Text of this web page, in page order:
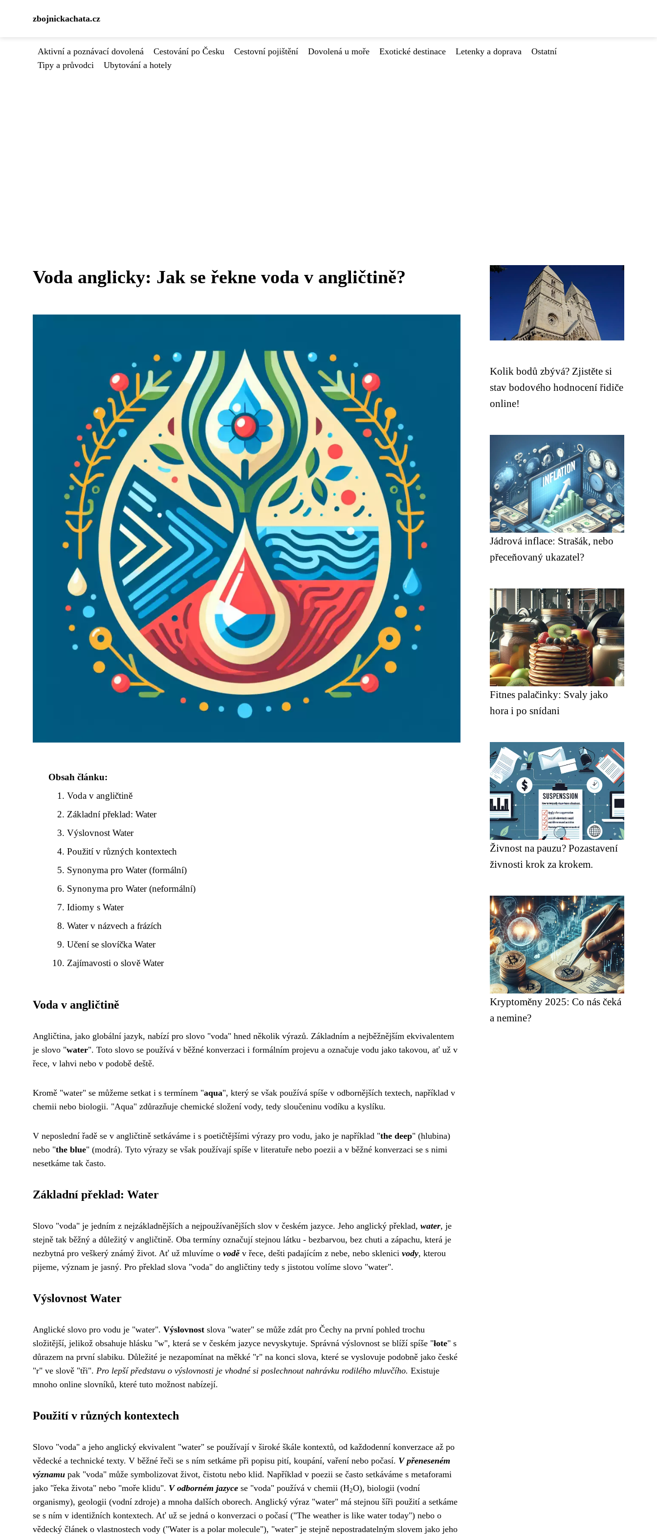
zbojnickachata.cz
Aktivní a poznávací dovolená Cestování po Česku Cestovní pojištění Dovolená u moře Exotické destinace Letenky a doprava
Ostatní
Tipy a průvodci
Ubytování a hotely
Voda anglicky: Jak se řekne voda v angličtině?
Obsah článku:
Voda v angličtině
Základní překlad: Water
Výslovnost Water
Použití v různých kontextech
Synonyma pro Water (formální)
Synonyma pro Water (neformální)
Idiomy s Water
Water v názvech a frázích
Učení se slovíčka Water
Zajímavosti o slově Water
Voda v angličtině
Angličtina, jako globální jazyk, nabízí pro slovo "voda" hned několik výrazů. Základním a nejběžnějším ekvivalentem
je slovo "water". Toto slovo se používá v běžné konverzaci i formálním projevu a označuje vodu jako takovou, ať už v
řece, v lahvi nebo v podobě deště.
Kromě "water" se můžeme setkat i s termínem "aqua", který se však používá spíše v odbornějších textech, například v
chemii nebo biologii. "Aqua" zdůrazňuje chemické složení vody, tedy sloučeninu vodíku a kyslíku.
V neposlední řadě se v angličtině setkáváme i s poetičtějšími výrazy pro vodu, jako je například "the deep" (hlubina)
nebo "the blue" (modrá). Tyto výrazy se však používají spíše v literatuře nebo poezii a v běžné konverzaci se s nimi
nesetkáme tak často.
Základní překlad: Water
Slovo "voda" je jedním z nejzákladnějších a nejpoužívanějších slov v českém jazyce. Jeho anglický překlad, water, je
stejně tak běžný a důležitý v angličtině. Oba termíny označují stejnou látku - bezbarvou, bez chuti a zápachu, která je
nezbytná pro veškerý známý život. Ať už mluvíme o voděv řece, dešti padajícím z nebe, nebo sklenici vody, kterou
pijeme, význam je jasný. Pro překlad slova "voda" do angličtiny tedy s jistotou volíme slovo "water".
Výslovnost Water
Anglické slovo pro vodu je "water". Výslovnost slova "water" se může zdát pro Čechy na první pohled trochu
složitější, jelikož obsahuje hlásku "w", která se v českém jazyce nevyskytuje. Správná výslovnost se blíží spíše "łote" s
důrazem na první slabiku. Důležité je nezapomínat na měkké "r" na konci slova, které se vyslovuje podobně jako české
"r" ve slově "tři". Pro lepší představu o výslovnosti je vhodné si poslechnout nahrávku rodilého mluvčího. Existuje
mnoho online slovníků, které tuto možnost nabízejí.
Použití v různých kontextech
Slovo "voda" a jeho anglický ekvivalent "water" se používají v široké škále kontextů, od každodenní konverzace až po
vědecké a technické texty. V běžné řeči se s ním setkáme při popisu pití, koupání, vaření nebo počasí. V přeneseném
významu pak "voda" může symbolizovat život, čistotu nebo klid. Například v poezii se často setkáváme s metaforami
jako "řeka života" nebo "moře klidu". V odborném jazyce se "voda" používá v chemii (H2O), biologii (vodní
organismy), geologii (vodní zdroje) a mnoha dalších oborech. Anglický výraz "water" má stejnou šíři použití a setkáme
se s ním v identižních kontextech. Ať už se jedná o konverzaci o počasí ("The weather is like water today") nebo o
vědecký článek o vlastnostech vody ("Water is a polar molecule"), "water" je stejně nepostradatelným slovem jako jeho
Kolik bodů zbývá? Zjistěte si
stav bodového hodnocení řidiče
online!
Jádrová inflace: Strašák, nebo
přeceňovaný ukazatel?
Fitnes palačinky: Svaly jako
hora i po snídani
Živnost na pauzu? Pozastavení
živnosti krok za krokem.
Kryptoměny 2025: Co nás čeká
a nemine?